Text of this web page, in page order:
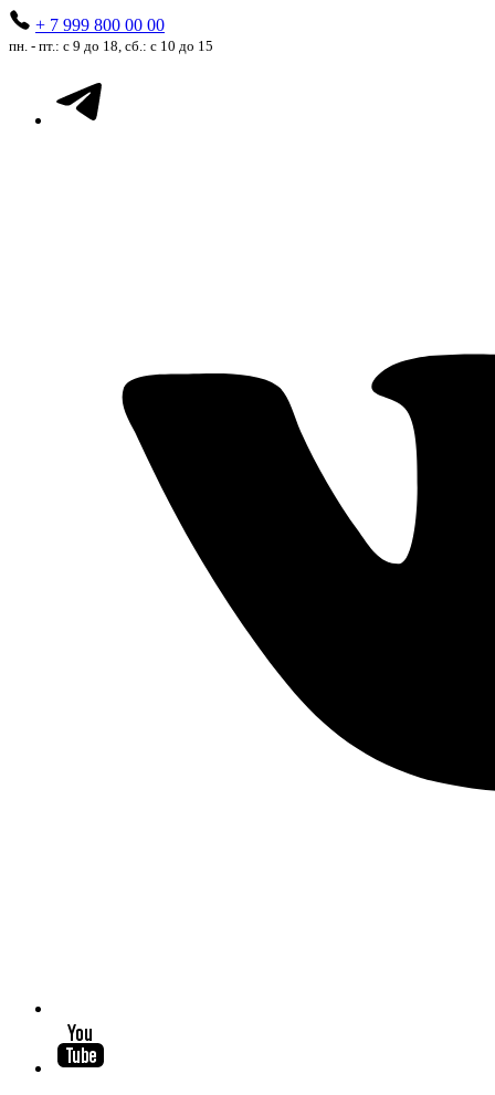
+ 7 999 800 00 00
пн. - пт.: с 9 до 18, сб.: с 10 до 15